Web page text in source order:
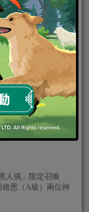
至 2018 年 10 月
人偶」限定召喚
維恩（A級）兩位神